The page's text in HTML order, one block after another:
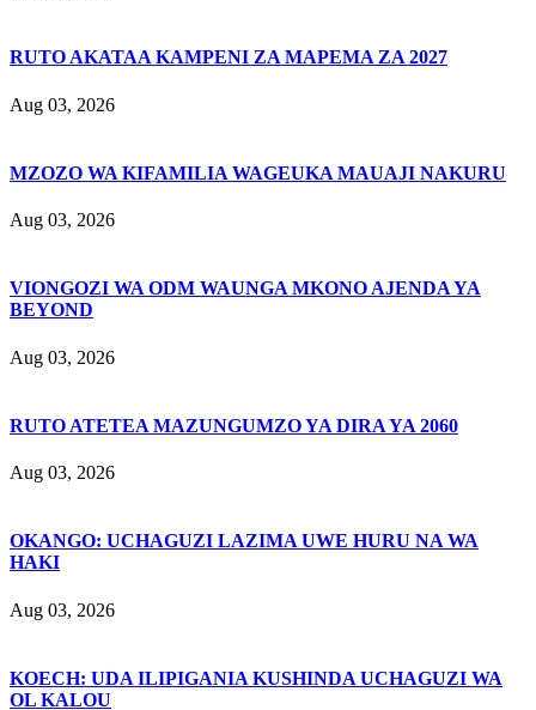
RUTO AKATAA KAMPENI ZA MAPEMA ZA 2027
Aug 03, 2026
MZOZO WA KIFAMILIA WAGEUKA MAUAJI NAKURU
Aug 03, 2026
VIONGOZI WA ODM WAUNGA MKONO AJENDA YA
BEYOND
Aug 03, 2026
RUTO ATETEA MAZUNGUMZO YA DIRA YA 2060
Aug 03, 2026
OKANGO: UCHAGUZI LAZIMA UWE HURU NA WA
HAKI
Aug 03, 2026
KOECH: UDA ILIPIGANIA KUSHINDA UCHAGUZI WA
OL KALOU